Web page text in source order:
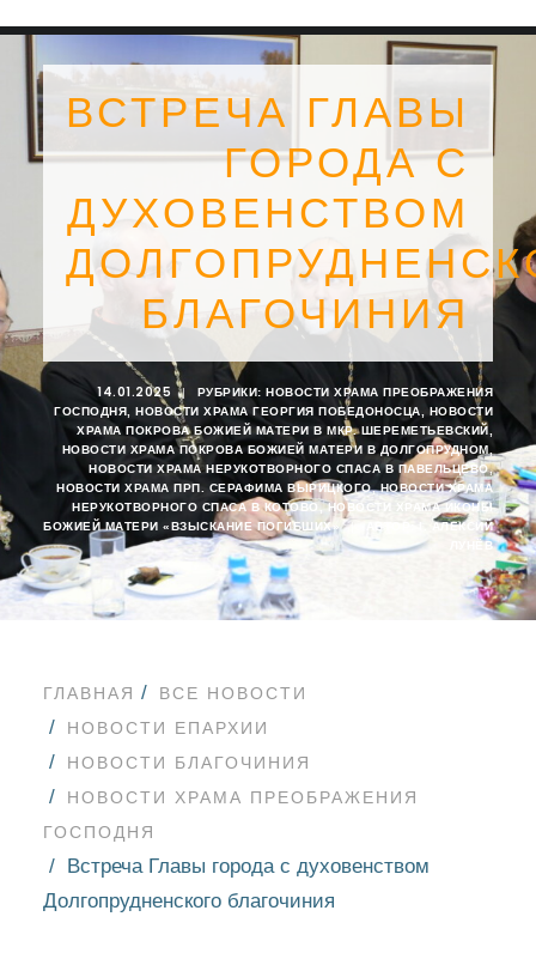
SEARCH
ВСТРЕЧА ГЛАВЫ
ГОРОДА С
ДУХОВЕНСТВОМ
БЛАГОЧИНИЯ
14.01.2025 | РУБРИКИ: НОВОСТИ ХРАМА ПРЕОБРАЖЕНИЯ
ГОСПОДНЯ
НОВОСТИ ХРАМА ГЕОРГИЯ ПОБЕДОНОСЦА ,НОВОСТИ
ХРАМА ПОКРОВА БОЖИЕЙ МАТЕРИ В МКР. ШЕРЕМЕТЬЕВСКИЙ
НОВОСТИ ХРАМА ПОКРОВА БОЖИЕЙ МАТЕРИ В ДОЛГОПРУДНОМ
НОВОСТИ ХРАМА НЕРУКОТВОРНОГО СПАСА В ПАВЕЛЬЦЕВО,
НОВОСТИ ХРАМА ПРП. СЕРАФИМА ВЫРИЦКОГО,НОВОСТИ ХРАМА
НЕРУКОТВОРНОГО СПАСА В КОТОВО ,НОВОСТИ ХРАМА ИКОНЫ
БОЖИЕЙ МАТЕРИ «ВЗЫСКАНИЕ ПОГИБШИХ»
АВТОР:
I. АЛЕКСИЙ
ЛУНЁВ
ГЛАВНАЯ
ВСЕ НОВОСТИ
НОВОСТИ ЕПАРХИИ
НОВОСТИ БЛАГОЧИНИЯ
НОВОСТИ ХРАМА ПРЕОБРАЖЕНИЯ
ГОСПОДНЯ
Встреча Главы города с духовенством
Долгопрудненского благочиния